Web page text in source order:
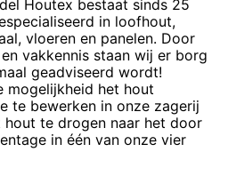
Houtex bestaat sinds 25
in loofhout,
vloeren en panelen. Door
vakkennis staan wij er borg
geadviseerd wordt!
mogelijkheid het hout
te bewerken in onze zagerij
te drogen naar het door
in één van onze vier